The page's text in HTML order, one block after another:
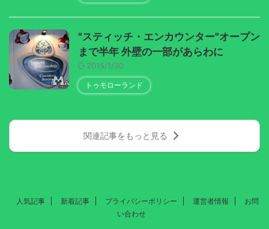
"スティッチ・エンカウンター"オープン
まで半年 外壁の一部があらわに
2015/1/30
トゥモローランド
関連記事をもっと見る
人気記事 新着記事 プライバシーポリシー 運営者情報
お問
い合わせ